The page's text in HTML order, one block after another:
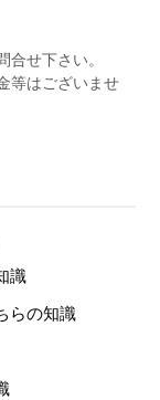
せ下さい。
等はございませ
識
らの知識